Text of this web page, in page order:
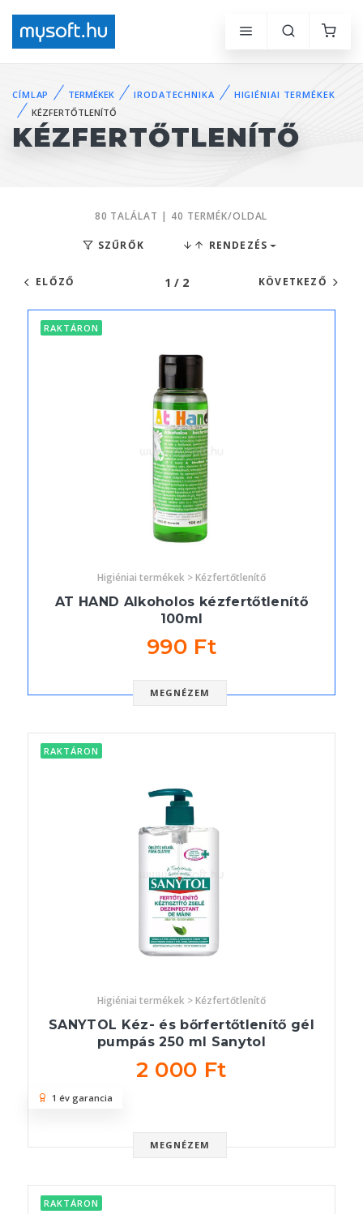
CÍMLAP TERMÉKEK IRODATECHNIKA
HIGIÉNIAI TERMÉKEK
KÉZFERTŐTLENÍTŐ
KÉZFERTŐTLENÍTŐ
80 TALÁLAT | 40 TERMÉK/OLDAL
SZŰRŐK RENDEZÉS
ELŐZŐ 1 / 2 KÖVETKEZŐ
RAKTÁRON
Higiéniai termékek > Kézfertőtlenítő
AT HAND Alkoholos kézfertőtlenítő
100ml
990 Ft
MEGNÉZEM
RAKTÁRON
Higiéniai termékek > Kézfertőtlenítő
SANYTOL Kéz- és bőrfertőtlenítő gél
pumpás 250 ml Sanytol
2 000 Ft
MEGNÉZEM
1 év garancia
RAKTÁRON